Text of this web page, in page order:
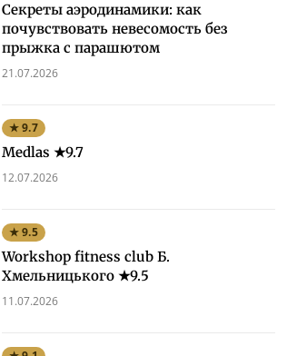
Секреты аэродинамики: как
почувствовать невесомость без
прыжка с парашютом
21.07.2026
★ 9.7
Medlas ★9.7
12.07.2026
★ 9.5
Workshop fitness club Б.
Хмельницького ★9.5
11.07.2026